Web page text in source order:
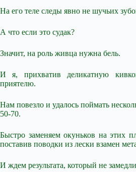
На его теле следы явно не шучьих
А что если это судак?
Значит, на роль живца нужна бель.
И я, прихватив деликатную
приятелю.
Нам повезло и удалось поймать
50-70.
Быстро заменяем окуньков на этих
поставив поводки из лески взамен
И ждем результата, который не